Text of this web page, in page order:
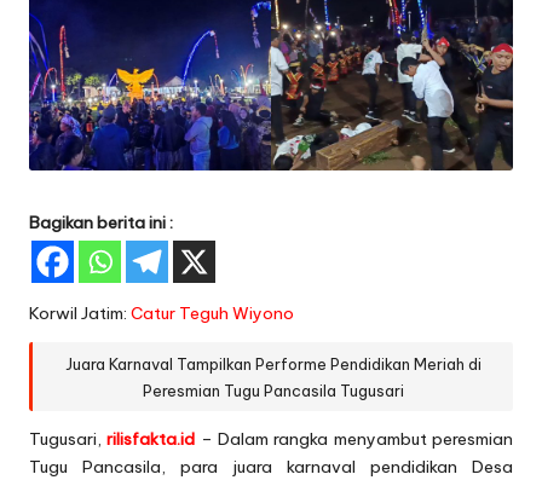
Bagikan berita ini :
Korwil Jatim: Catur Teguh Wiyono
Juara Karnaval Tampilkan Performe Pendidikan Meriah di
Peresmian Tugu Pancasila Tugusari
Tugusari,rilisfakta.id – Dalam rangka menyambut peresmian
Tugu Pancasila, para juara karnaval pendidikan Desa